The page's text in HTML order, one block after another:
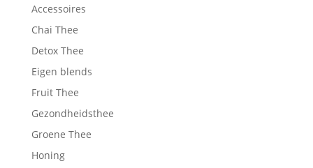
Accessoires
Chai Thee
Detox Thee
Eigen blends
Fruit Thee
Gezondheidsthee
Groene Thee
Honing